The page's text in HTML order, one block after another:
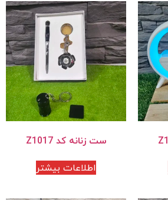
ست زنانه کد Z1017
اطلاعات بیشتر